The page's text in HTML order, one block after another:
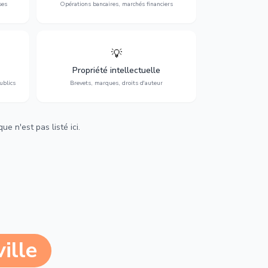
Opérations bancaires, marchés financiers
💡
Propriété intellectuelle
Brevets, marques, droits d'auteur
Protection de vos créations : brevets,
marques, droits d'auteur et lutte contre la
contrefaçon.
n'est pas listé ici.